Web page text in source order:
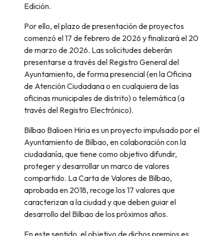
Edición.
Por ello, el plazo de presentación de proyectos
comenzó el 17 de febrero de 2026 y finalizará el 20
de marzo de 2026. Las solicitudes deberán
presentarse a través del Registro General del
Ayuntamiento, de forma presencial (en la Oficina
de Atención Ciudadana o en cualquiera de las
oficinas municipales de distrito) o telemática (a
través del Registro Electrónico).
Bilbao Balioen Hiria es un proyecto impulsado por el
Ayuntamiento de Bilbao, en colaboración con la
ciudadanía, que tiene como objetivo difundir,
proteger y desarrollar un marco de valores
compartido. La Carta de Valores de Bilbao,
aprobada en 2018, recoge los 17 valores que
caracterizan a la ciudad y que deben guiar el
desarrollo del Bilbao de los próximos años.